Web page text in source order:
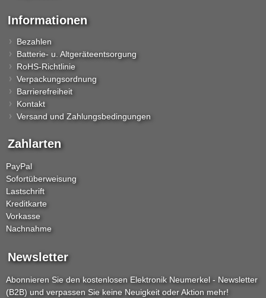
Informationen
Bezahlen
Batterie- u. Altgeräteentsorgung
RoHS-Richtlinie
Verpackungsordnung
Barrierefreiheit
Kontakt
Versand und Zahlungsbedingungen
Zahlarten
PayPal
Sofortüberweisung
Lastschrift
Kreditkarte
Vorkasse
Nachnahme
Newsletter
Abonnieren Sie den kostenlosen Elektronik Neumerkel - Newsletter
(B2B) und verpassen Sie keine Neuigkeit oder Aktion mehr!